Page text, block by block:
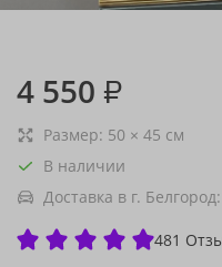
4 550 ₽
Размер: 50 × 45 см
В наличии
Доставка в г. Белгород:
481